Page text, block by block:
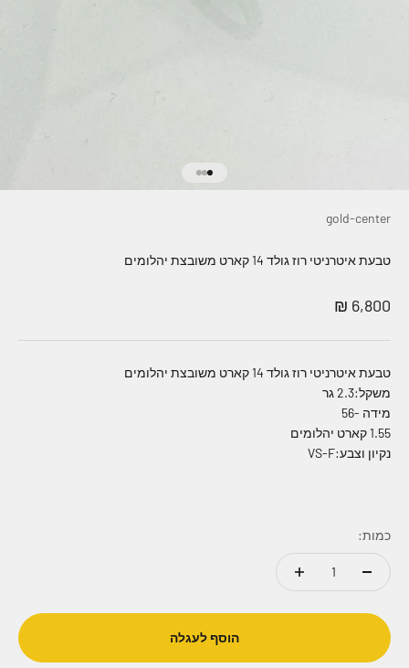
gold-center
טבעת איטרניטי רוז גולד 14 קארט משובצת יהלומים
מחיר מבצע
6,800 ₪
טבעת איטרניטי רוז גולד 14 קארט משובצת יהלומים
משקל:2.3 גר
מידה -56
1.55 קארט יהלומים
נקיון וצבע:VS-F
כמות:
הוסף לעגלה